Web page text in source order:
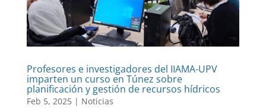
Profesores e investigadores del IIAMA-UPV
imparten un curso en Túnez sobre
planificación y gestión de recursos hídricos
Feb 5, 2025| Noticias